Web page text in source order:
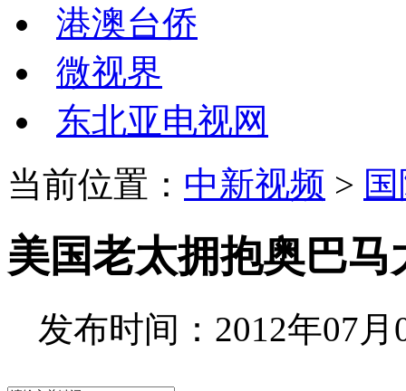
港澳台侨
微视界
东北亚电视网
当前位置： 中新视频 >
美国老太拥抱奥巴
发布时间：2012年07月